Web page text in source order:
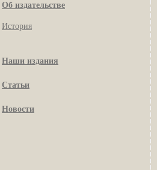
Об издательстве
История
Наши издания
Статьи
Новости